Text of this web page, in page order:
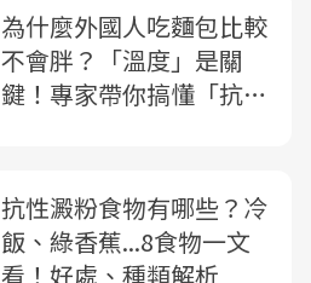
為什麼外國人吃麵包比較
不會胖？「溫度」是關
鍵！專家帶你搞懂「抗性
抗性澱粉食物有哪些？冷
飯、綠香蕉...8食物一文
看！好處、種類解析